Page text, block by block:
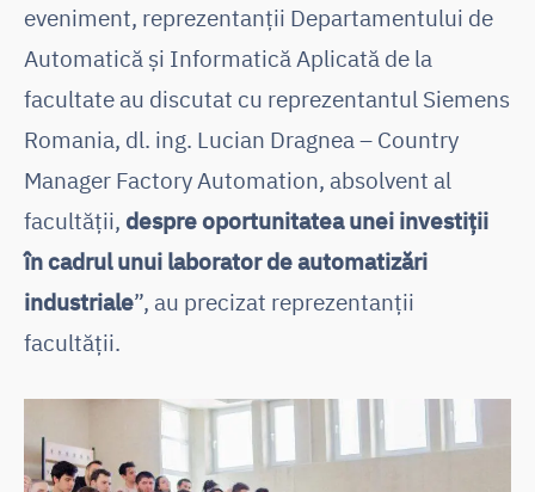
eveniment, reprezentanții Departamentului de
Automatică și Informatică Aplicată de la
facultate au discutat cu reprezentantul Siemens
Romania, dl. ing. Lucian Dragnea – Country
Manager Factory Automation, absolvent al
facultății, despre oportunitatea unei investiții
în cadrul unui laborator de automatizări
industriale”, au precizat reprezentanții
facultății.